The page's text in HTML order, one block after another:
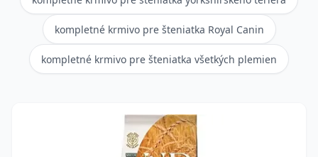
kompletné krmivo pre šteniatka Royal Canin
kompletné krmivo pre šteniatka všetkých plemien